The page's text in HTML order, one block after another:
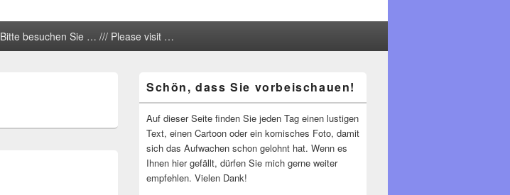
Bitte besuchen Sie … /// Please visit …
Seitenleisten-
Widgetbereich
Schön, dass Sie vorbeischauen!
Auf dieser Seite finden Sie jeden Tag einen lustigen
Text, einen Cartoon oder ein komisches Foto, damit
sich das Aufwachen schon gelohnt hat. Wenn es
Ihnen hier gefällt, dürfen Sie mich gerne weiter
empfehlen. Vielen Dank!